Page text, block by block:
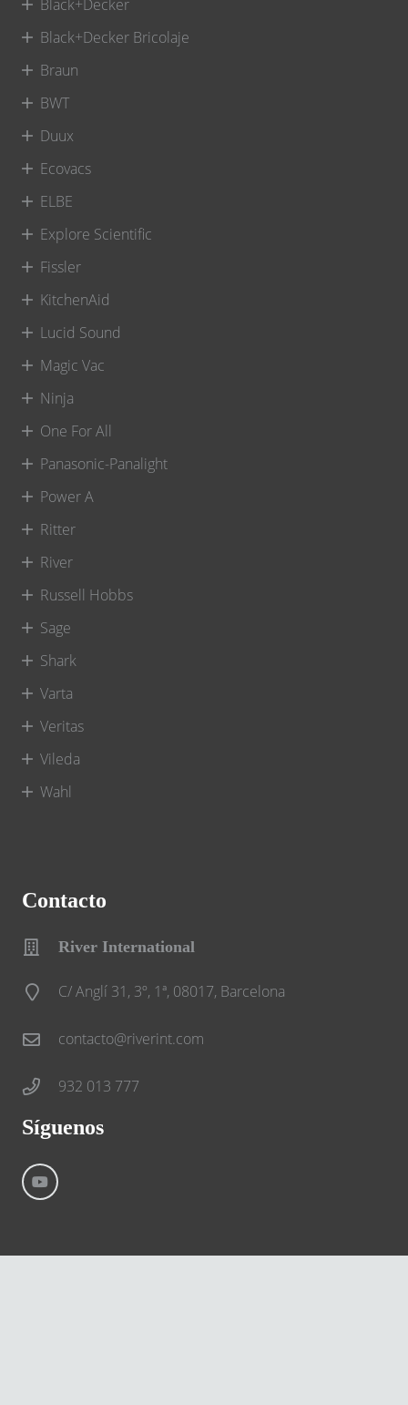
Black+Decker
Black+Decker Bricolaje
Braun
BWT
Duux
Ecovacs
ELBE
Explore Scientific
Fissler
KitchenAid
Lucid Sound
Magic Vac
Ninja
One For All
Panasonic-Panalight
Power A
Ritter
River
Russell Hobbs
Sage
Shark
Varta
Veritas
Vileda
Wahl
Contacto
River International
C/ Anglí 31, 3º, 1ª, 08017, Barcelona
contacto@riverint.com
932 013 777
Síguenos